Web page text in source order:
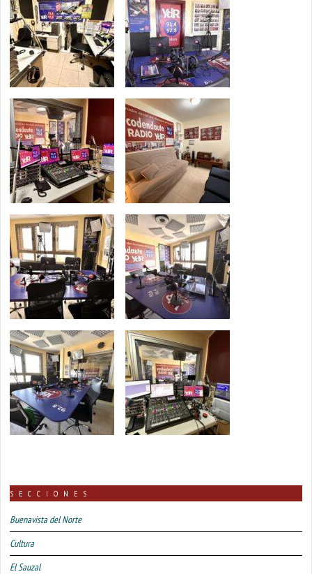
SECCIONES
Buenavista del Norte
Cultura
El Sauzal